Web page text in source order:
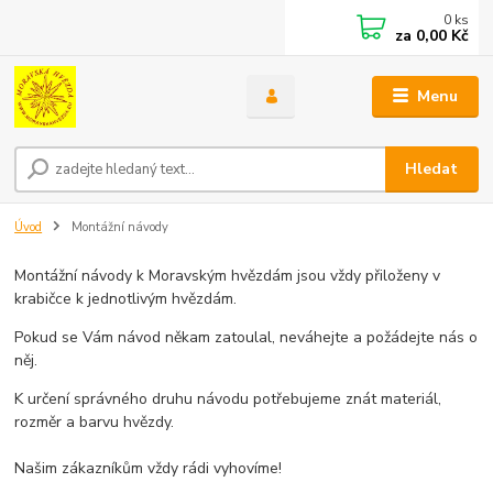
Menu
Hledat
0 ks
za 0,00 Kč
Úvod Montážní návody
Montážní návody k Moravským hvězdám jsou vždy přiloženy v
krabičce k jednotlivým hvězdám.
Pokud se Vám návod někam zatoulal, neváhejte a požádejte nás o
něj.
K určení správného druhu návodu potřebujeme znát materiál,
rozměr a barvu hvězdy.
Našim zákazníkům vždy rádi vyhovíme!